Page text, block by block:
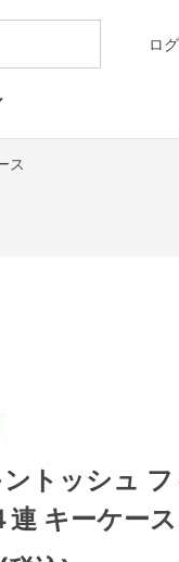
ロ
ス
ントッシュ
連 キーケース